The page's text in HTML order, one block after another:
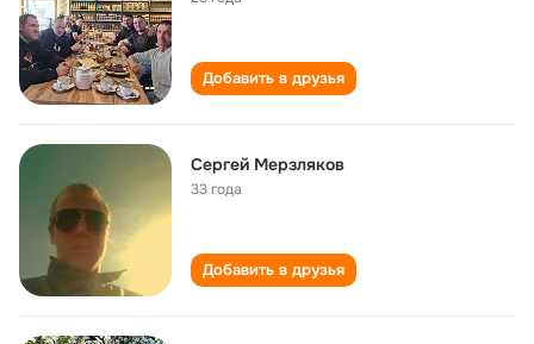
Добавить в друзья
Сергей Мерзляков
33 года
Добавить в друзья